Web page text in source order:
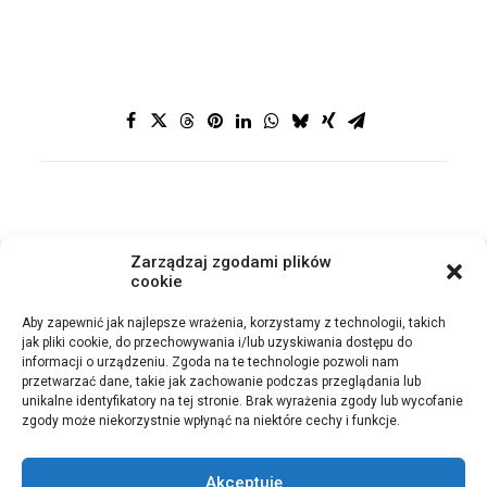
Zarządzaj zgodami plików
cookie
Aby zapewnić jak najlepsze wrażenia, korzystamy z technologii, takich
jak pliki cookie, do przechowywania i/lub uzyskiwania dostępu do
informacji o urządzeniu. Zgoda na te technologie pozwoli nam
przetwarzać dane, takie jak zachowanie podczas przeglądania lub
unikalne identyfikatory na tej stronie. Brak wyrażenia zgody lub wycofanie
zgody może niekorzystnie wpłynąć na niektóre cechy i funkcje.
Akceptuję
© 2021 Cegły Elastyczne Bolix. Wszystkie prawa zastrzeżone |